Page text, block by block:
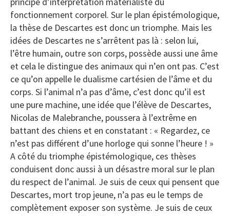
fonctionnement corporel. Sur le plan épistémologique,
la thèse de Descartes est donc un triomphe. Mais les
idées de Descartes ne s’arrêtent pas là : selon lui,
l’être humain, outre son corps, possède aussi une âme
et cela le distingue des animaux qui n’en ont pas. C’est
ce qu’on appelle le dualisme cartésien de l’âme et du
corps. Si l’animal n’a pas d’âme, c’est donc qu’il est
une pure machine, une idée que l’élève de Descartes,
Nicolas de Malebranche, poussera à l’extrême en
battant des chiens et en constatant : « Regardez, ce
n’est pas différent d’une horloge qui sonne l’heure ! »
A côté du triomphe épistémologique, ces thèses
conduisent donc aussi à un désastre moral sur le plan
du respect de l’animal. Je suis de ceux qui pensent que
Descartes, mort trop jeune, n’a pas eu le temps de
complètement exposer son système. Je suis de ceux